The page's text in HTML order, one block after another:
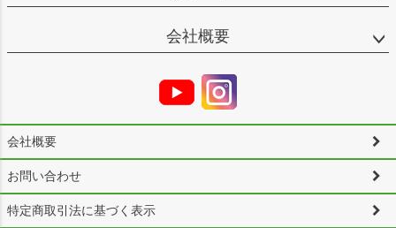
会社概要
会社概要
お問い合わせ
特定商取引法に基づく表示